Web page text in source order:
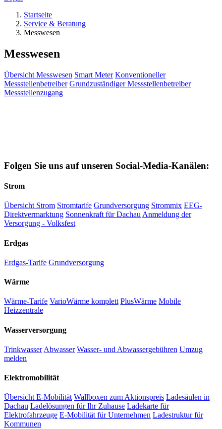
Startseite
Service & Beratung
Messwesen
Messwesen
Übersicht Messwesen Smart Meter Konventioneller
Messstellenbetreiber Grundzuständiger Messstellenbetreiber
Messstellenzugang
Folgen Sie uns auf unseren Social-Media-Kanälen:
Strom
Übersicht Strom Stromtarife Grundversorgung Strommix EEG-
Direktvermarktung Sonnenkraft für Dachau Anmeldung der
Versorgung - Volksfest
Erdgas
Erdgas-Tarife Grundversorgung
Wärme
Wärme-Tarife VarioWärme komplett PlusWärme Mobile
Heizzentrale
Wasserversorgung
Trinkwasser Abwasser Wasser- und Abwassergebühren Umzug
melden
Elektromobilität
Übersicht E-Mobilität Wallboxen zum Aktionspreis Ladesäulen in
Dachau Ladelösungen für Ihr Zuhause Ladekarte für
Elektrofahrzeuge E-Mobilität für Unternehmen Ladestruktur für
Kommunen